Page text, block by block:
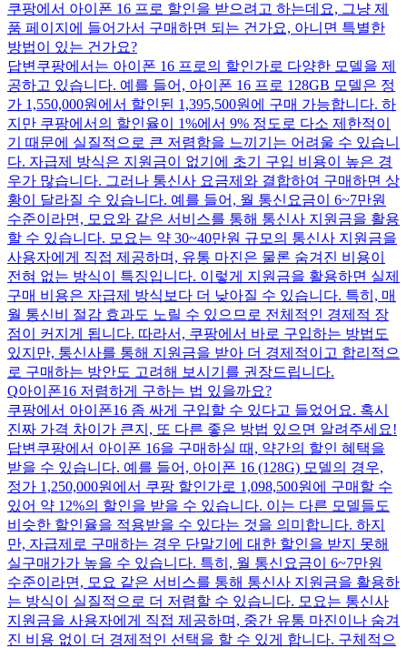
쿠팡에서 아이폰 16 프로 할인을 받으려고 하는데요, 그냥 제
품 페이지에 들어가서 구매하면 되는 건가요, 아니면 특별한
방법이 있는 건가요?
답변 쿠팡에서는 아이폰 16 프로의 할인가로 다양한 모델을 제
공하고 있습니다. 예를 들어, 아이폰 16 프로 128GB 모델은 정
가 1,550,000원에서 할인된 1,395,500원에 구매 가능합니다. 하
지만 쿠팡에서의 할인율이 1%에서 9% 정도로 다소 제한적이
기 때문에 실질적으로 큰 저렴함을 느끼기는 어려울 수 있습니
다. 자급제 방식은 지원금이 없기에 초기 구입 비용이 높은 경
우가 많습니다. 그러나 통신사 요금제와 결합하여 구매하면 상
황이 달라질 수 있습니다. 예를 들어, 월 통신요금이 6~7만원
수준이라면, 모요와 같은 서비스를 통해 통신사 지원금을 활용
할 수 있습니다. 모요는 약 30~40만원 규모의 통신사 지원금을
사용자에게 직접 제공하며, 유통 마진은 물론 숨겨진 비용이
전혀 없는 방식이 특징입니다. 이렇게 지원금을 활용하면 실제
구매 비용은 자급제 방식보다 더 낮아질 수 있습니다. 특히, 매
월 통신비 절감 효과도 노릴 수 있으므로 전체적인 경제적 장
점이 커지게 됩니다. 따라서, 쿠팡에서 바로 구입하는 방법도
있지만, 통신사를 통해 지원금을 받아 더 경제적이고 합리적으
로 구매하는 방안도 고려해 보시기를 권장드립니다.
Q아이폰16 저렴하게 구하는 법 있을까요?
쿠팡에서 아이폰16 좀 싸게 구입할 수 있다고 들었어요. 혹시
진짜 가격 차이가 큰지, 또 다른 좋은 방법 있으면 알려주세요!
답변 쿠팡에서 아이폰 16을 구매하실 때, 약간의 할인 혜택을
받을 수 있습니다. 예를 들어, 아이폰 16 (128G) 모델의 경우,
정가 1,250,000원에서 쿠팡 할인가로 1,098,500원에 구매할 수
있어 약 12%의 할인을 받을 수 있습니다. 이는 다른 모델들도
비슷한 할인율을 적용받을 수 있다는 것을 의미합니다. 하지
만, 자급제로 구매하는 경우 단말기에 대한 할인을 받지 못해
실구매가가 높을 수 있습니다. 특히, 월 통신요금이 6~7만원
수준이라면, 모요 같은 서비스를 통해 통신사 지원금을 활용하
는 방식이 실질적으로 더 저렴할 수 있습니다. 모요는 통신사
지원금을 사용자에게 직접 제공하며, 중간 유통 마진이나 숨겨
진 비용 없이 더 경제적인 선택을 할 수 있게 합니다. 구체적으